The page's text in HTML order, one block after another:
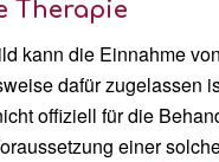
Therapie
kann die Einnahme
dafür zugelassen
offiziell für die
einer